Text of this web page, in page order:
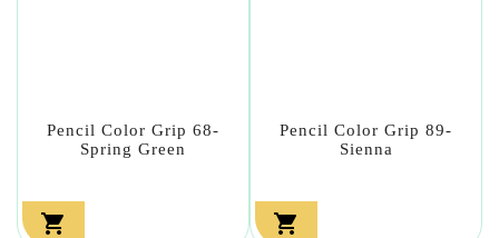
Pencil Color Grip 68-
Spring Green

Pencil Color Grip 89-
Sienna
